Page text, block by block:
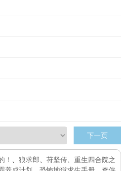
下一页
！ 狼求郎 苻坚传
重生四合院之